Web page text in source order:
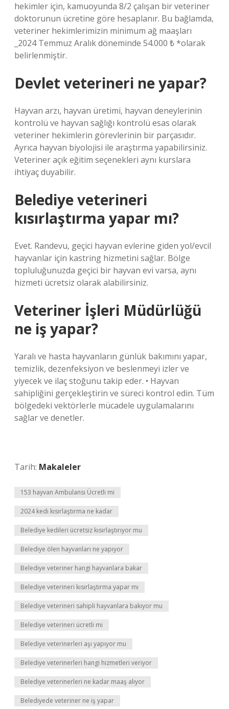
hekimler için, kamuoyunda 8/2 çalışan bir veteriner
doktorunun ücretine göre hesaplanır. Bu bağlamda,
veteriner hekimlerimizin minimum ağ maaşları
_2024 Temmuz Aralık döneminde 54.000 ₺ *olarak
belirlenmiştir.
Devlet veterineri ne yapar?
Hayvan arzı, hayvan üretimi, hayvan deneylerinin
kontrolü ve hayvan sağlığı kontrolü esas olarak
veteriner hekimlerin görevlerinin bir parçasıdır.
Ayrıca hayvan biyolojisi ile araştırma yapabilirsiniz.
Veteriner açık eğitim seçenekleri aynı kurslara
ihtiyaç duyabilir.
Belediye veterineri
kısırlaştırma yapar mı?
Evet. Randevu, geçici hayvan evlerine giden yol/evcil
hayvanlar için kastring hizmetini sağlar. Bölge
topluluğunuzda geçici bir hayvan evi varsa, aynı
hizmeti ücretsiz olarak alabilirsiniz.
Veteriner İşleri Müdürlüğü
ne iş yapar?
Yaralı ve hasta hayvanların günlük bakımını yapar,
temizlik, dezenfeksiyon ve beslenmeyi izler ve
yiyecek ve ilaç stoğunu takip eder. • Hayvan
sahipliğini gerçekleştirin ve süreci kontrol edin. Tüm
bölgedeki vektörlerle mücadele uygulamalarını
sağlar ve denetler.
Tarih: Makaleler
153 hayvan Ambulansı Ücretli mi
2024 kedi kısırlaştırma ne kadar
Belediye kedileri ücretsiz kısırlaştırıyor mu
Belediye ölen hayvanları ne yapıyor
Belediye veteriner hangi hayvanlara bakar
Belediye veterineri kısırlaştırma yapar mı
Belediye veterineri sahipli hayvanlara bakıyor mu
Belediye veterineri ücretli mi
Belediye veterinerleri aşı yapıyor mu
Belediye veterinerleri hangi hizmetleri veriyor
Belediye veterinerleri ne kadar maaş alıyor
Belediyede veteriner ne iş yapar